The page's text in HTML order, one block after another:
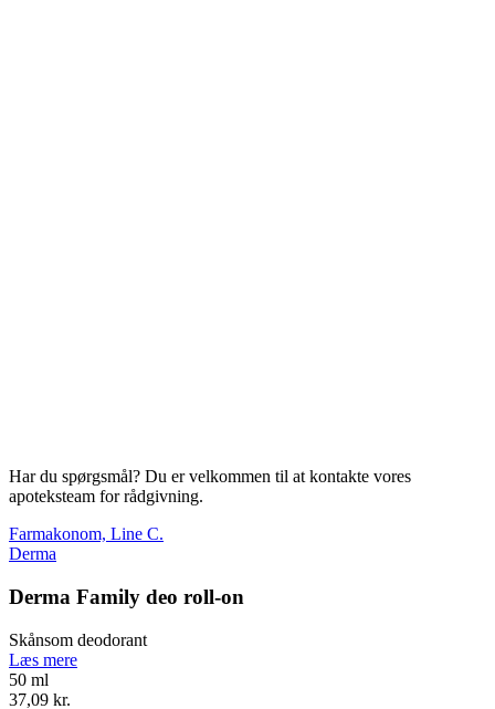
Har du spørgsmål? Du er velkommen til at kontakte vores
apoteksteam for rådgivning.
Farmakonom, Line C.
Derma
Derma Family deo roll-on
Skånsom deodorant
Læs mere
50 ml
37,09 kr.